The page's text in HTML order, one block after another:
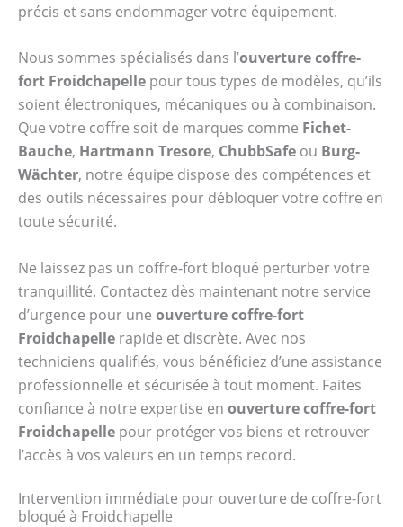
précis et sans endommager votre équipement.
Nous sommes spécialisés dans l’ouverture coffre-
fort Froidchapelle pour tous types de modèles, qu’ils
soient électroniques, mécaniques ou à combinaison.
Que votre coffre soit de marques comme Fichet-
Bauche, Hartmann Tresore, ChubbSafe ou Burg-
Wächter, notre équipe dispose des compétences et
des outils nécessaires pour débloquer votre coffre en
toute sécurité.
Ne laissez pas un coffre-fort bloqué perturber votre
tranquillité. Contactez dès maintenant notre service
d’urgence pour une ouverture coffre-fort
Froidchapelle rapide et discrète. Avec nos
techniciens qualifiés, vous bénéficiez d’une assistance
professionnelle et sécurisée à tout moment. Faites
confiance à notre expertise en ouverture coffre-fort
Froidchapelle pour protéger vos biens et retrouver
l’accès à vos valeurs en un temps record.
Intervention immédiate pour ouverture de coffre-fort
bloqué à Froidchapelle